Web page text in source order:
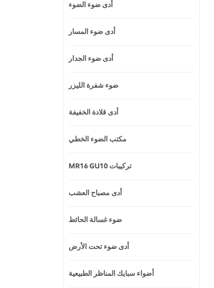
أدى ضوء الضوء
أدى ضوء المسار
أدى ضوء الجدار
ضوء شفرة الليزر
أدى قلادة الخفيفة
مكتب الضوء الخطي
MR16 GU10 تركيبات
أدى مصباح العشب
ضوء غسالة الحائط
أدى ضوء تحت الأرض
أضواء سبايك المناظر الطبيعية